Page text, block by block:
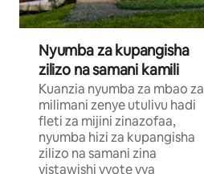
Nyumba za kupangisha
zilizo na samani kamili
Kuanzia nyumba za mbao za
milimani zenye utulivu hadi
fleti za mijini zinazofaa,
nyumba hizi za kupangisha
zilizo na samani zina
vistawishi vyote vya